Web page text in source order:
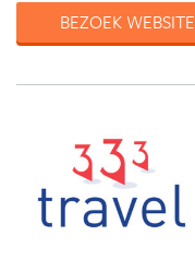
BEZOEK WEBSITE